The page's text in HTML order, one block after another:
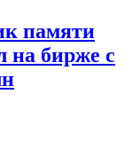
памяти
на бирже с